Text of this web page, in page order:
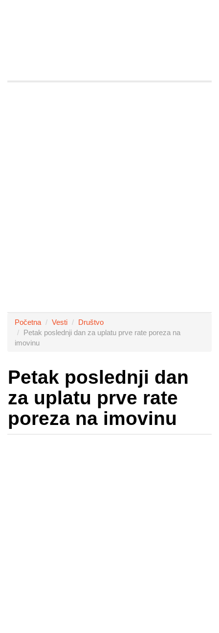
Početna Vesti
Društvo
Petak poslednji dan za uplatu prve rate poreza na
imovinu
Petak poslednji dan
za uplatu prve rate
poreza na imovinu